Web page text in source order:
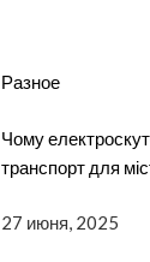
Разное
Чому
транспорт для
27 июня, 2025